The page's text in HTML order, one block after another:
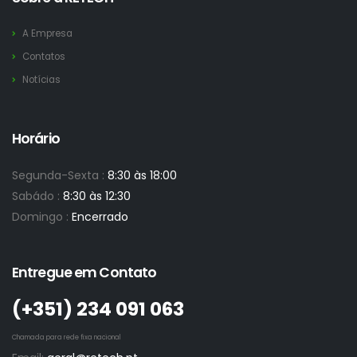
A Empresa
Contatos
Notícias
Horário
Segunda-Sexta : 8:30 às 18:00
Sabádo : 8:30 às 12:30
Domingo : Encerrado
Entregue em Contato
(+351)­ 234 091 063
Chamada para rede fixa nacional